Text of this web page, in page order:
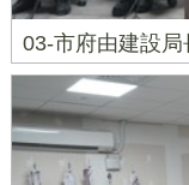
03-市府由建設